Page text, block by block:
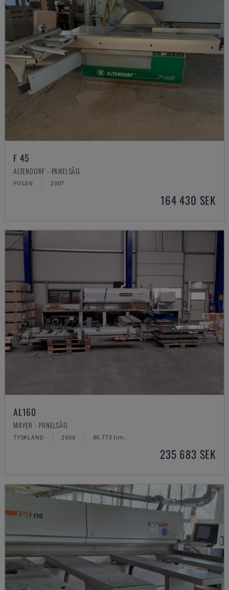
F 45
ALTENDORF - PANELSÅG
POLEN 2007
164 430 SEK
AL160
MAYER - PANELSÅG
TYSKLAND 2006 80.773 tim.
235 683 SEK